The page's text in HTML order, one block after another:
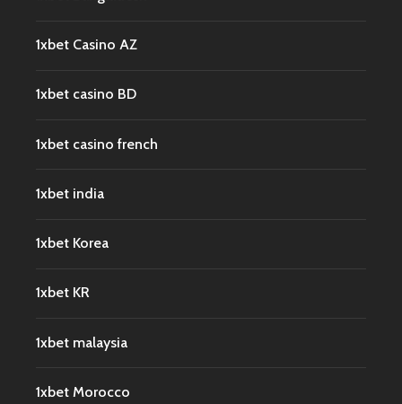
1xbet Casino AZ
1xbet casino BD
1xbet casino french
1xbet india
1xbet Korea
1xbet KR
1xbet malaysia
1xbet Morocco